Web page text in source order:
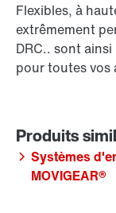
Flexibles, à
extrêmement
DRC.. sont
pour toutes vos
Systèmes
MOVIGEAR®